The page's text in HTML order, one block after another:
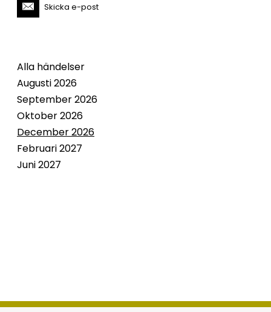
Skicka e-post
Alla händelser
Augusti 2026
September 2026
Oktober 2026
December 2026
Februari 2027
Juni 2027